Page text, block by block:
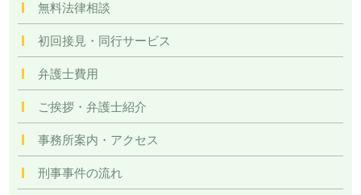
無料法律相談
初回接見・同行サービス
弁護士費用
ご挨拶・弁護士紹介
事務所案内・アクセス
刑事事件の流れ